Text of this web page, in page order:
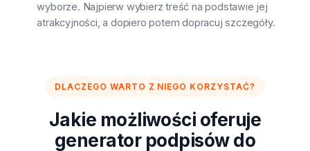
wyborze. Najpierw wybierz treść na podstawie jej
atrakcyjności, a dopiero potem dopracuj szczegóły.
DLACZEGO WARTO Z NIEGO KORZYSTAĆ?
Jakie możliwości oferuje
generator podpisów do